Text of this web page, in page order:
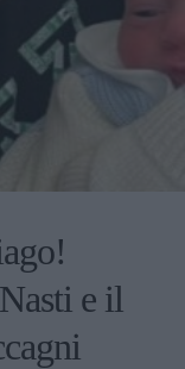
e il